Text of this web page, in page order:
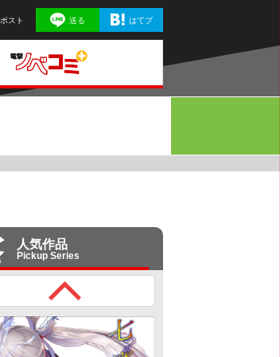
ポスト 送る はてブ
人気作品
Pickup Series